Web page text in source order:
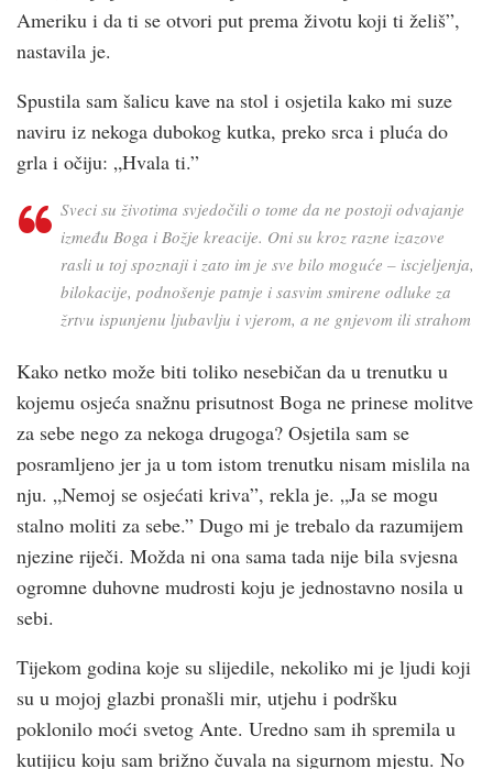
Ameriku i da ti se otvori put prema životu koji ti želiš”,
nastavila je.
Spustila sam šalicu kave na stol i osjetila kako mi suze
naviru iz nekoga dubokog kutka, preko srca i pluća do
grla i očiju: „Hvala ti.”
Sveci su životima svjedočili o tome da ne postoji odvajanje
između Boga i Božje kreacije. Oni su kroz razne izazove
rasli u toj spoznaji i zato im je sve bilo moguće – iscjeljenja,
bilokacije, podnošenje patnje i sasvim smirene odluke za
žrtvu ispunjenu ljubavlju i vjerom, a ne gnjevom ili strahom
Kako netko može biti toliko nesebičan da u trenutku u
kojemu osjeća snažnu prisutnost Boga ne prinese molitve
za sebe nego za nekoga drugoga? Osjetila sam se
posramljeno jer ja u tom istom trenutku nisam mislila na
nju. „Nemoj se osjećati kriva”, rekla je. „Ja se mogu
stalno moliti za sebe.” Dugo mi je trebalo da razumijem
njezine riječi. Možda ni ona sama tada nije bila svjesna
ogromne duhovne mudrosti koju je jednostavno nosila u
sebi.
Tijekom godina koje su slijedile, nekoliko mi je ljudi koji
su u mojoj glazbi pronašli mir, utjehu i podršku
poklonilo moći svetog Ante. Uredno sam ih spremila u
kutijicu koju sam brižno čuvala na sigurnom mjestu. No